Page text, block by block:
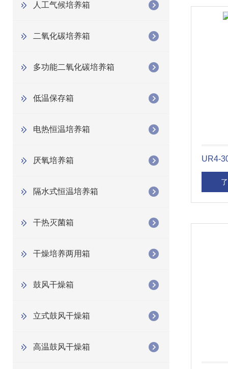
人工气候培养箱
二氧化碳培养箱
多功能二氧化碳培养箱
低温保存箱
电热恒温培养箱
厌氧培养箱
隔水式恒温培养箱
干热灭菌箱
干燥培养两用箱
鼓风干燥箱
立式鼓风干燥箱
高温鼓风干燥箱
UR4-